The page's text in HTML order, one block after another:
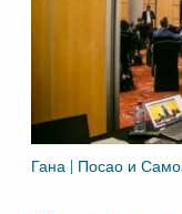
Гана | Посао и